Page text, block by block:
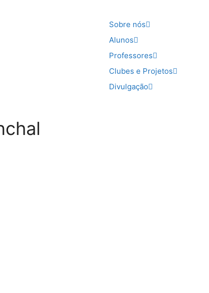
Sobre nós
Alunos
Professores
Clubes e Projetos
Divulgação